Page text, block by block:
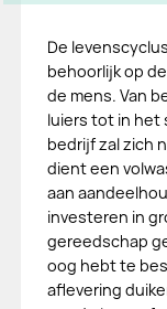
De
behoorlijk op
de mens. Van
luiers tot in het
bedrijf zal zich
dient een
aan
investeren in
gereedschap
oog hebt te
aflevering